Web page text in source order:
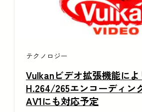
テクノロジー
Vulkanビデオ拡張機能によ
H.264/265エンコーディン
AV1にも対応予定